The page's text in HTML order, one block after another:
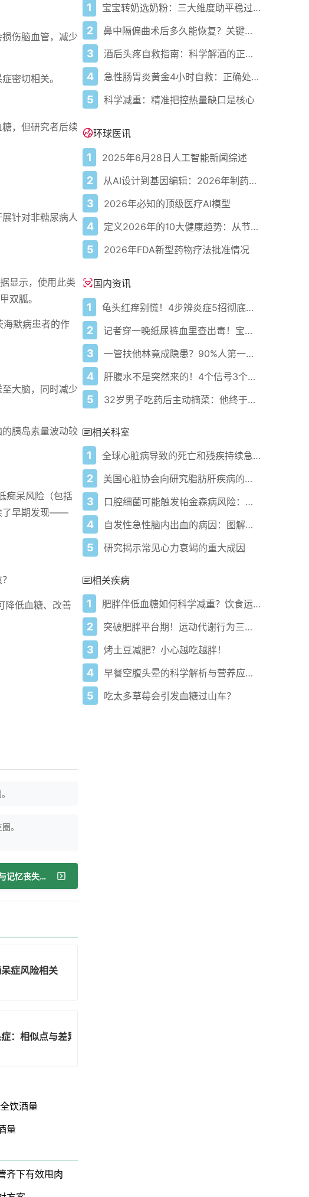
伤脑血管，减少
密切相关。
，但研究者后续
针对非糖尿病人
显示，使用此类
双胍。
默病患者的作
大脑，同时减少
胰岛素量波动较
痴呆风险（包括
了早期发现——
降低血糖、改善
。
下一篇：痴呆症的8个早期征兆：与记忆丧失无关的症状
症风险相关
：相似点与差异
饮酒量
量
齐下有效甩肉
1 宝宝转奶选奶粉：三大维度助平稳过渡
2 鼻中隔偏曲术后多久能恢复？关键看这几点
3 酒后头疼自救指南：科学解酒的正确打开方式
4 急性肠胃炎黄金4小时自救：正确处置与误区避坑关键
5 科学减重：精准把控热量缺口是核心
环球医讯
1 2025年6月28日人工智能新闻综述
2 从AI设计到基因编辑：2026年制药领域重大突破
3 2026年必知的顶级医疗AI模型
4 定义2026年的10大健康趋势：从节律健康到冷热交替疗法
5 2026年FDA新型药物疗法批准情况
国内资讯
1 龟头红痒别慌！4步辨炎症5招彻底防复发
2 记者穿一晚纸尿裤血里查出毒！宝宝血液浓度竟是成人的5倍？
3 一管扶他林竟成隐患？90%人第一步就错了！
4 肝腹水不是突然来的！4个信号3个管理要点别等肚子鼓起来
5 32岁男子吃药后主动摘菜：他终于活过来了？
相关科室
1 全球心脏病导致的死亡和残疾持续急剧上升
2 美国心脏协会向研究脂肪肝疾病的石匠医学研究所科学家颁发研究资助
3 口腔细菌可能触发帕金森病风险：研究
4 自发性急性脑内出血的病因：图解综述
5 研究揭示常见心力衰竭的重大成因
相关疾病
1 肥胖伴低血糖如何科学减重？饮食运动双管齐下全攻略！
2 突破肥胖平台期！运动代谢行为三管齐下有效甩肉
3 烤土豆减肥？小心越吃越胖！
4 早餐空腹头晕的科学解析与营养应对方案
5 吃太多草莓会引发血糖过山车？